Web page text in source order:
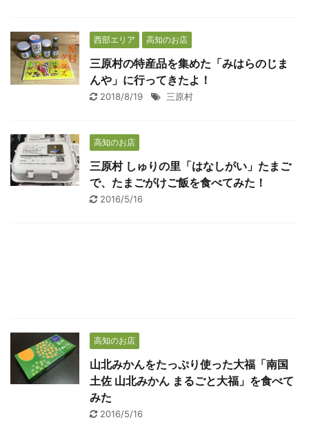
西部エリア 高知のお店
三原村の特産品を集めた「みはらのじま
んや」に行ってきたよ！
2018/8/19 三原村
高知のお店
三原村 しゅりの里「はなしがい」たまご
で、たまごがけご飯を食べてみた！
2016/5/16
高知のお店
山北みかんをたっぷり使った大福「南国
土佐 山北みかん まるごと大福」を食べて
みた
2016/5/16